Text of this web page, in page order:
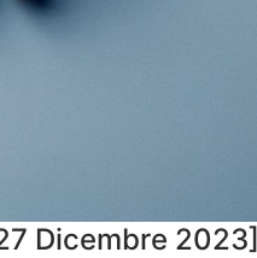
Dicembre 2023]